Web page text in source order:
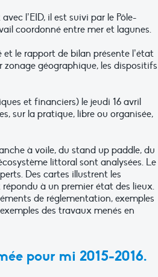
l’EID, il est suivi par le Pôle-
coordonné entre mer et lagunes.
et le rapport de bilan présente l’état
géographique, les dispositifs
et financiers) le jeudi 16 avril
sur la pratique, libre ou organisée,
à voile, du stand up paddle, du
littoral sont analysées. Le
Des cartes illustrent les
à un premier état des lieux.
de réglementation, exemples
des travaux menés en
pour mi 2015-2016.